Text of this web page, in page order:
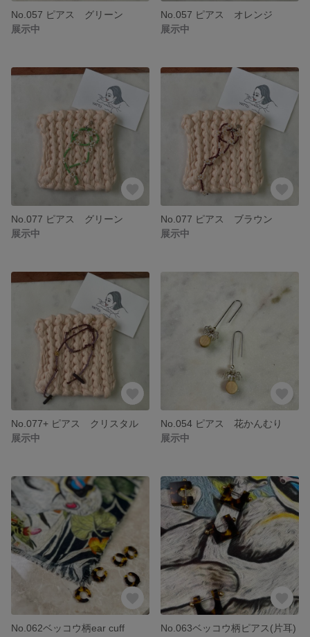
No.057 ピアス グリーン
展示中
No.057 ピアス オレンジ
展示中
No.077 ピアス グリーン
展示中
No.077 ピアス ブラウン
展示中
No.077+ ピアス クリスタル
展示中
No.054 ピアス 花かんむり
展示中
No.062ベッコウ柄ear cuff
No.063ベッコウ柄ピアス(片耳)